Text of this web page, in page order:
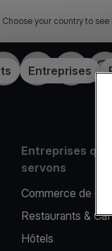
Choose your country to
Entreprises
X LinkedIn
Entreprises que
servons
Commerce de
Restaurants &
Hôtels